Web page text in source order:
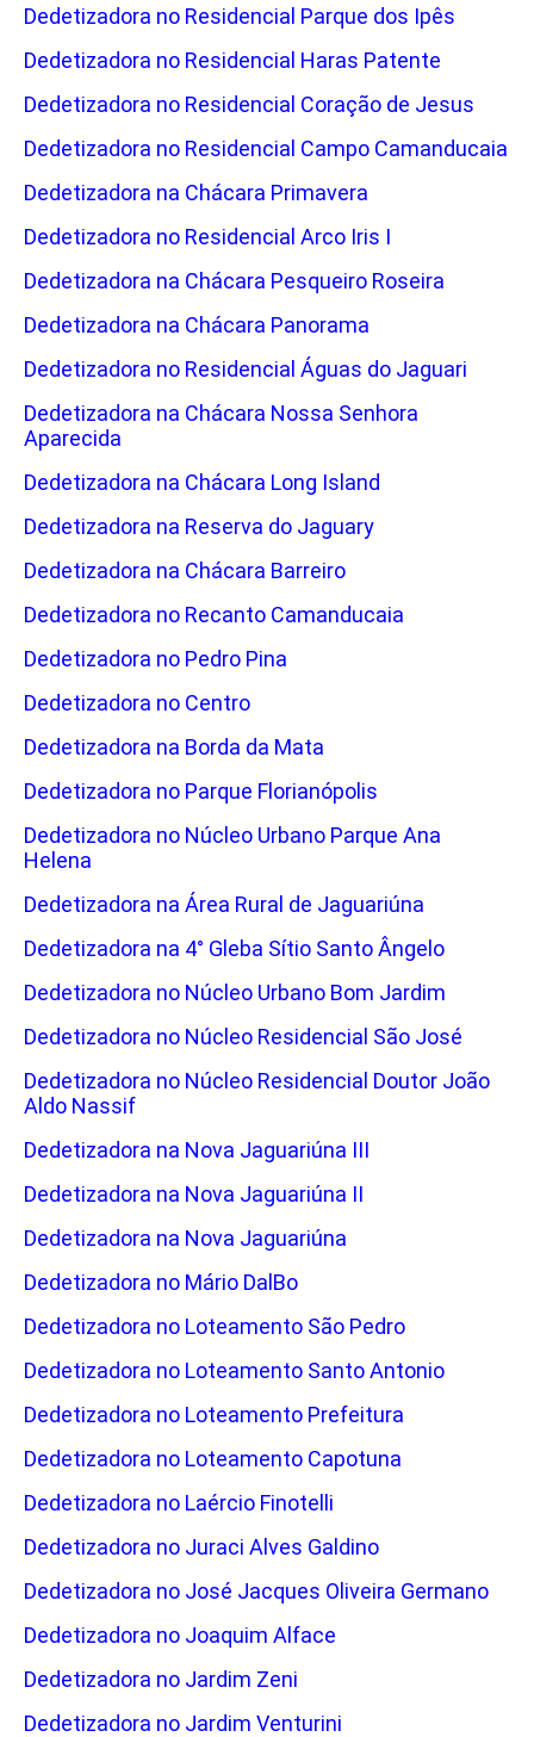
Dedetizadora no Residencial Parque dos Ipês
Dedetizadora no Residencial Haras Patente
Dedetizadora no Residencial Coração de Jesus
Dedetizadora no Residencial Campo Camanducaia
Dedetizadora na Chácara Primavera
Dedetizadora no Residencial Arco Iris I
Dedetizadora na Chácara Pesqueiro Roseira
Dedetizadora na Chácara Panorama
Dedetizadora no Residencial Águas do Jaguari
Dedetizadora na Chácara Nossa Senhora
Aparecida
Dedetizadora na Chácara Long Island
Dedetizadora na Reserva do Jaguary
Dedetizadora na Chácara Barreiro
Dedetizadora no Recanto Camanducaia
Dedetizadora no Pedro Pina
Dedetizadora no Centro
Dedetizadora na Borda da Mata
Dedetizadora no Parque Florianópolis
Dedetizadora no Núcleo Urbano Parque Ana
Helena
Dedetizadora na Área Rural de Jaguariúna
Dedetizadora na 4° Gleba Sítio Santo Ângelo
Dedetizadora no Núcleo Urbano Bom Jardim
Dedetizadora no Núcleo Residencial São José
Dedetizadora no Núcleo Residencial Doutor João
Aldo Nassif
Dedetizadora na Nova Jaguariúna III
Dedetizadora na Nova Jaguariúna II
Dedetizadora na Nova Jaguariúna
Dedetizadora no Mário DalBo
Dedetizadora no Loteamento São Pedro
Dedetizadora no Loteamento Santo Antonio
Dedetizadora no Loteamento Prefeitura
Dedetizadora no Loteamento Capotuna
Dedetizadora no Laércio Finotelli
Dedetizadora no Juraci Alves Galdino
Dedetizadora no José Jacques Oliveira Germano
Dedetizadora no Joaquim Alface
Dedetizadora no Jardim Zeni
Dedetizadora no Jardim Venturini